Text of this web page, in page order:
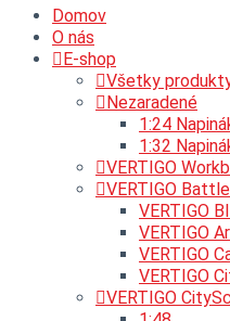
Domov
O nás
E-shop
Všetky
Nezaradené
1:24
1:32
VERTIGO
VERTIGO
VERTIGO
VERTIGO
VERTIGO
VERTIGO
VERTIGO